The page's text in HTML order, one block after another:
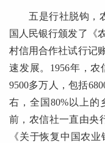
五是行社脱钩，
国人民银行颁发了《
村信用合作社试行记
速发展。1956年，农
9500多万人，包括
右，全国80%以上的
前，农信社一直由央
《关于恢复中国农